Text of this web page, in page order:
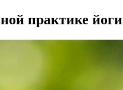
практике йоги